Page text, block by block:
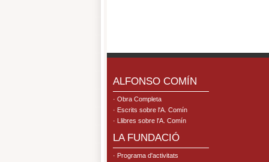
ALFONSO COMÍN
· Obra Completa
· Escrits sobre l'A. Comín
· Llibres sobre l'A. Comín
LA FUNDACIÓ
· Programa d'activitats